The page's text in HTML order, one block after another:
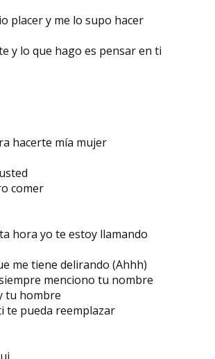
placer y me lo supo hacer
y lo que hago es pensar en ti
hacerte mía mujer
comer
hora yo te estoy llamando
me tiene delirando (Ahhh)
menciono tu nombre
tu hombre
te pueda reemplazar